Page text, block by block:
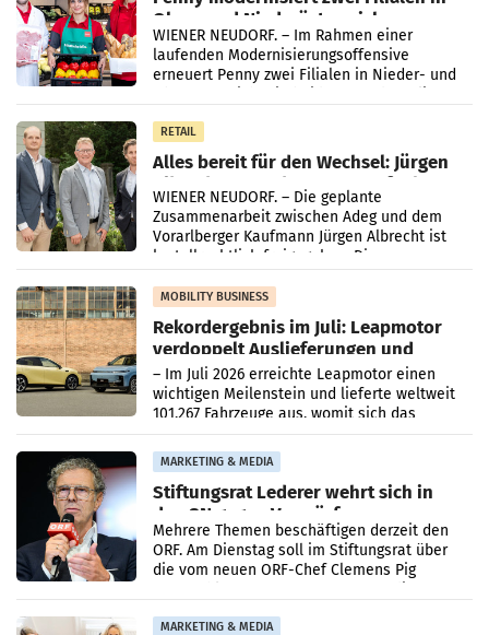
Ober- und Niederösterreich
WIENER NEUDORF. – Im Rahmen einer
laufenden Modernisierungsoffensive
erneuert Penny zwei Filialen in Nieder- und
RETAIL
Alles bereit für den Wechsel: Jürgen
Albrecht setzt ab 1.1.2027 auf Adeg
WIENER NEUDORF. – Die geplante
Zusammenarbeit zwischen Adeg und dem
Vorarlberger Kaufmann Jürgen Albrecht ist
kartellrechtlich freigegeben: Die
Bundeswettbewerbsbehörde und der
Bundeskartellanwalt
MOBILITY BUSINESS
Rekordergebnis im Juli: Leapmotor
verdoppelt Auslieferungen und
überschreitet die 100.000er-Marke
– Im Juli 2026 erreichte Leapmotor einen
wichtigen Meilenstein und lieferte weltweit
101.267 Fahrzeuge aus, womit sich das
Ergebnis gegenüber Juli 2025 mehr als
verdoppelte (+102
MARKETING & MEDIA
Stiftungsrat Lederer wehrt sich in
den SN gegen Vorwürfe
Mehrere Themen beschäftigen derzeit den
ORF. Am Dienstag soll im Stiftungsrat über
die vom neuen ORF-Chef Clemens Pig
MARKETING & MEDIA